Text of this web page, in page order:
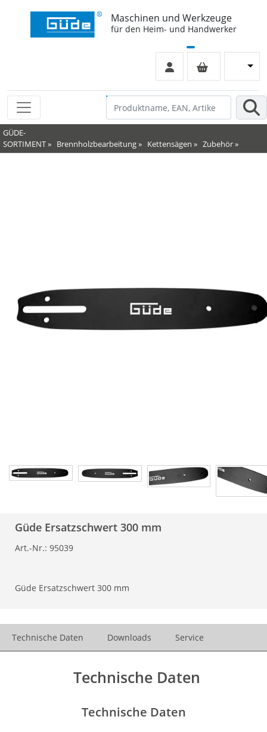
Maschinen und Werkzeuge
für den Heim- und Handwerker
GÜDE-
SORTIMENT» Brennholzbearbeitung» Kettensägen » Zubehör»
Güde Ersatzschwert 300 mm
Art.-Nr.: 95039
Güde Ersatzschwert 300 mm
Technische Daten Downloads Service
Technische Daten
Technische Daten